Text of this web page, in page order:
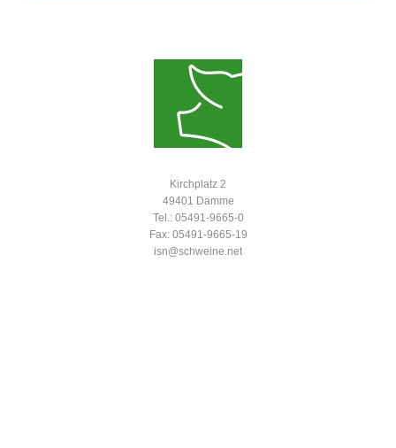
Kirchplatz 2
49401 Damme
Tel.: 05491-9665-0
Fax: 05491-9665-19
isn@schweine.net